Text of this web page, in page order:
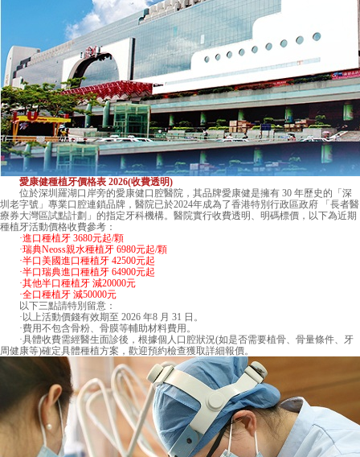
愛康健種植牙價格表 2026(收費透明)
位於深圳羅湖口岸旁的愛康健口腔醫院，其品牌愛康健是擁有 30 年歷史的「深
圳老字號」專業口腔連鎖品牌，醫院已於2024年成為了香港特別行政區政府 「長者醫
療券大灣區試點計劃」的指定牙科機構。醫院實行收費透明、明碼標價，以下為近期
種植牙活動價格收費參考：
·進口種植牙 3680元起/顆
·瑞典Neoss親水種植牙 6980元起/顆
·半口美國進口種植牙 42500元起
·半口瑞典進口種植牙 64900元起
·其他半口種植牙 減20000元
·全口種植牙 減50000元
以下三點請特別留意：
·以上活動價錢有效期至 2026 年8 月 31 日。
·費用不包含骨粉、骨膜等輔助材料費用。
·具體收費需經醫生面診後，根據個人口腔狀況(如是否需要植骨、骨量條件、牙
周健康等)確定具體種植方案，歡迎預約檢查獲取詳細報價。